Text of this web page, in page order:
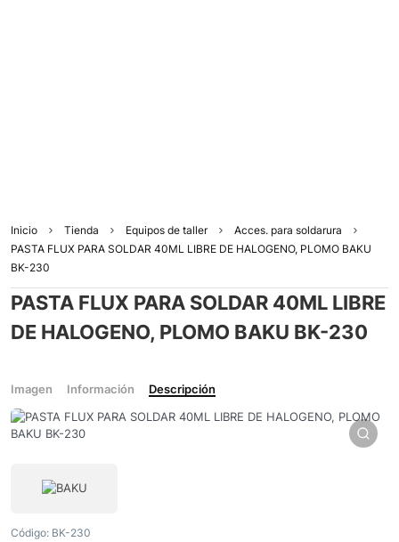
Inicio Tienda Equipos de taller
Acces. para soldarura
PASTA FLUX PARA SOLDAR 40ML LIBRE DE HALOGENO, PLOMO BAKU
BK-230
PASTA FLUX PARA SOLDAR 40ML LIBRE
DE HALOGENO, PLOMO BAKU BK-230
Imagen Información Descripción
Código: BK-230